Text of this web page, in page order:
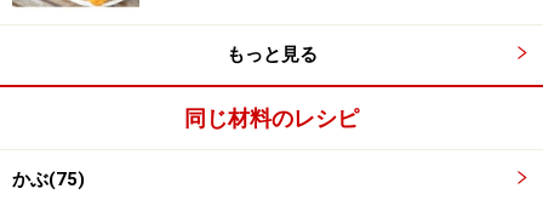
3
甘酢を作る
小鍋に酢、みりん、砂糖を加え、ひと煮立ちさせて甘酢
を作り、火を止めたら、冷まします。
もっと見る
同じ材料のレシピ
かぶ(75)